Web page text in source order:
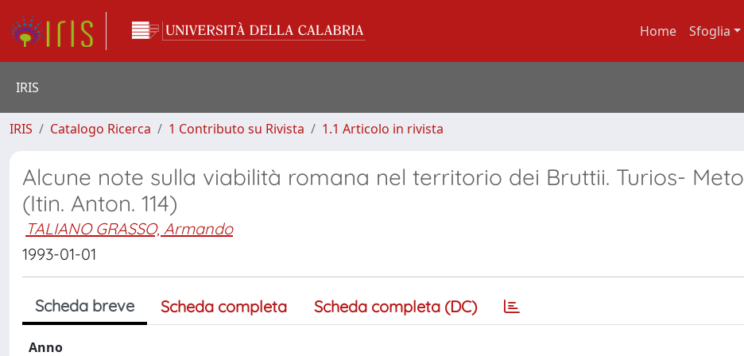
Home Sfoglia
IRIS
IRIS Catalogo Ricerca 1 Contributo su Rivista 1.1 Articolo in rivista
Alcune note sulla viabilità romana nel territorio dei Bruttii. Turios- Meto
(Itin. Anton. 114)
TALIANO GRASSO, Armando
1993-01-01
Scheda breve Scheda completa Scheda completa (DC)
Anno